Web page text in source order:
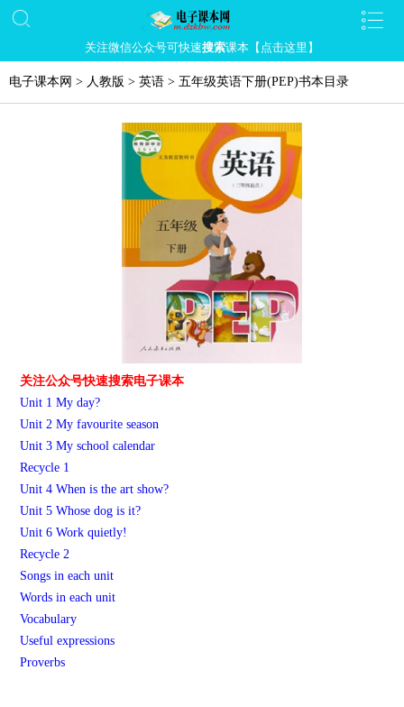
关注微信公众号可快速搜索课本【点击这里】
电子课本网 > 人教版 > 英语 > 五年级英语下册(PEP)书本目录
关注公众号快速搜索电子课本
Unit 1 My day?
Unit 2 My favourite season
Unit 3 My school calendar
Recycle 1
Unit 4 When is the art show?
Unit 5 Whose dog is it?
Unit 6 Work quietly!
Recycle 2
Songs in each unit
Words in each unit
Vocabulary
Useful expressions
Proverbs